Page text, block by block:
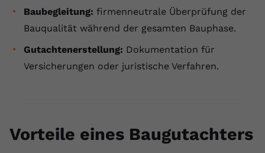
Baubegleitung: firmenneutrale Überprüfung der
Bauqualität während der gesamten Bauphase.
Gutachtenerstellung: Dokumentation für
Versicherungen oder juristische Verfahren.
Vorteile eines Baugutachters
Zweck
Dieser von YouTube gesetzte Cookie
registriert eine eindeutige ID, um
Daten darüber zu speichern, welche
Videos von YouTube der Nutzer
gesehen hat.